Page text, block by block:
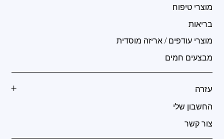
מוצרי טיפוח
בריאות
מוצרי עודפים / אריזה מוסדית
מבצעים חמים
עזרה
החשבון שלי
צור קשר